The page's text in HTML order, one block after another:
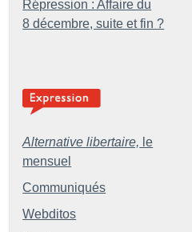
Répression : Affaire du
8 décembre, suite et fin ?
Alternative libertaire, le
mensuel
Communiqués
Webditos